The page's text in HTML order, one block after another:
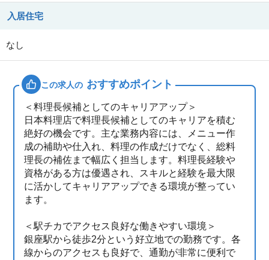
入居住宅
なし
この求人の おすすめポイント
＜料理長候補としてのキャリアアップ＞
日本料理店で料理長候補としてのキャリアを積む
絶好の機会です。主な業務内容には、メニュー作
成の補助や仕入れ、料理の作成だけでなく、総料
理長の補佐まで幅広く担当します。料理長経験や
資格がある方は優遇され、スキルと経験を最大限
に活かしてキャリアアップできる環境が整ってい
ます。
＜駅チカでアクセス良好な働きやすい環境＞
銀座駅から徒歩2分という好立地での勤務です。各
線からのアクセスも良好で、通勤が非常に便利で